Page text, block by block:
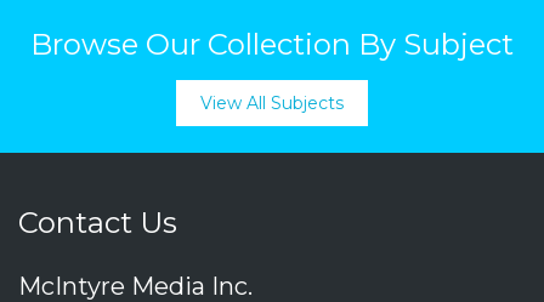
Browse Our Collection By Subject
View All Subjects
Contact Us
McIntyre Media Inc.